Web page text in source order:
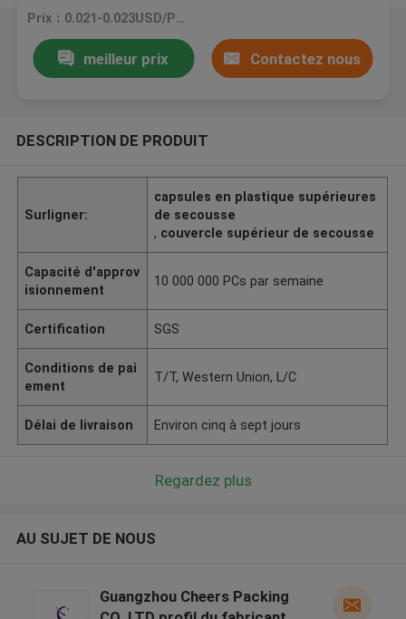
vides de lotion
Prix：0.021-0.023USD/PCS
meilleur prix Contactez nous
DESCRIPTION DE PRODUIT
Surligner:
capsules en plastique supérieures
de secousse
, couvercle supérieur de secousse
Capacité d'approv
isionnement
10 000 000 PCs par semaine
Certification SGS
Conditions de pai
ement
T/T, Western Union, L/C
Délai de livraison Environ cinq à sept jours
Regardez plus
AU SUJET DE NOUS
Guangzhou Cheers Packing